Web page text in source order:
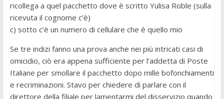
ricollega a quel pacchetto dove è scritto Yulisa Roble (sulla
ricevuta il cognome c’è)
c) sotto c’è un numero di cellulare che è quello mio
Se tre indizi fanno una prova anche nei più intricati casi di
omicidio, ciò era appena sufficiente per l’addetta di Poste
Italiane per smollare il pacchetto dopo mille bofonchiamenti
e recriminazioni. Stavo per chiedere di parlare con il
direttore della filiale per lamentarmi del disservizio quando